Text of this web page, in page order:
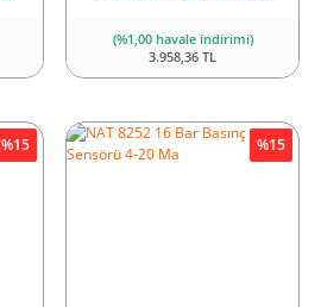
(%1,00 havale indirimi)
3.958,36 TL
%15 %15